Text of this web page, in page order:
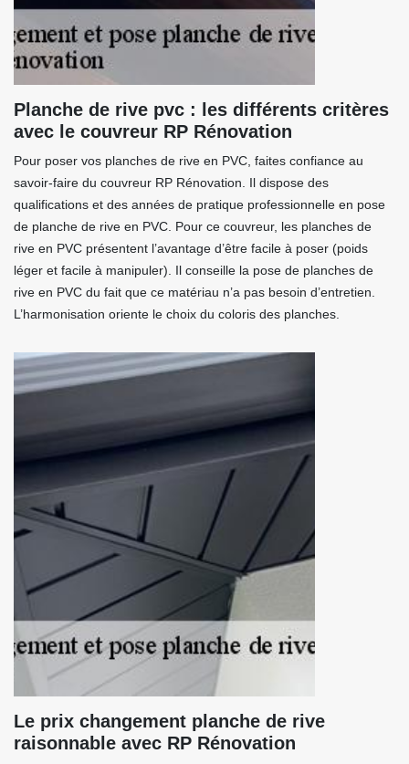
Planche de rive pvc : les différents critères
avec le couvreur RP Rénovation
Pour poser vos planches de rive en PVC, faites confiance au
savoir-faire du couvreur RP Rénovation. Il dispose des
qualifications et des années de pratique professionnelle en pose
de planche de rive en PVC. Pour ce couvreur, les planches de
rive en PVC présentent l’avantage d’être facile à poser (poids
léger et facile à manipuler). Il conseille la pose de planches de
rive en PVC du fait que ce matériau n’a pas besoin d’entretien.
L’harmonisation oriente le choix du coloris des planches.
Le prix changement planche de rive
raisonnable avec RP Rénovation